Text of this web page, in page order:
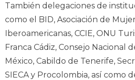
También delegaciones de
como el BID, Asociación de
Iberoamericanas, CCIE, ONU
Franca Cádiz, Consejo Nacional
México, Cabildo de Tenerife,
SIECA y Procolombia, así como